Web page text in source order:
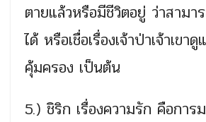
ตายแล้วหรือมีชีวิตอยู่ ว่าสามา
ได้ หรือเชื่อเรื่องเจ้าป่าเจ้าเขา
คุ้มครอง เป็นต้น
5.) ชิริก เรื่องความรัก คือการ